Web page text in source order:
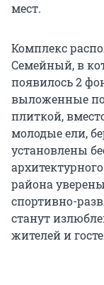
мест.
Комплекс
Семейный, в
появилось 2
выложенные по
плиткой,
молодые ели,
установлены
района
спортивно-
станут
жителей и